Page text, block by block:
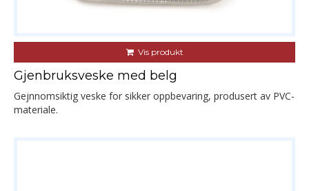
Vis produkt
Gjenbruksveske med belg
Gejnnomsiktig veske for sikker oppbevaring, produsert av PVC-
materiale.